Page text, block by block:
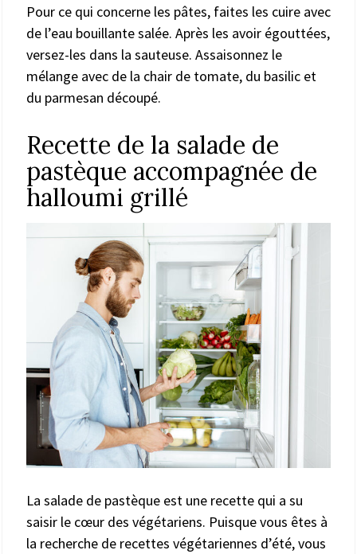
Pour ce qui concerne les pâtes, faites les cuire avec
de l’eau bouillante salée. Après les avoir égouttées,
versez-les dans la sauteuse. Assaisonnez le
mélange avec de la chair de tomate, du basilic et
du parmesan découpé.
Recette de la salade de
pastèque accompagnée de
halloumi grillé
La salade de pastèque est une recette qui a su
saisir le cœur des végétariens. Puisque vous êtes à
la recherche de recettes végétariennes d’été, vous